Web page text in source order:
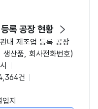
등록 공장 현황
관내 제조업 등록 공장
산품, 회사전화번호)
건
지